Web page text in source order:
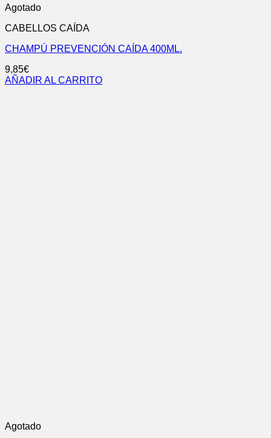
Agotado
CABELLOS CAÍDA
CHAMPÚ PREVENCIÓN CAÍDA 400ML.
9,85€
AÑADIR AL CARRITO
Agotado